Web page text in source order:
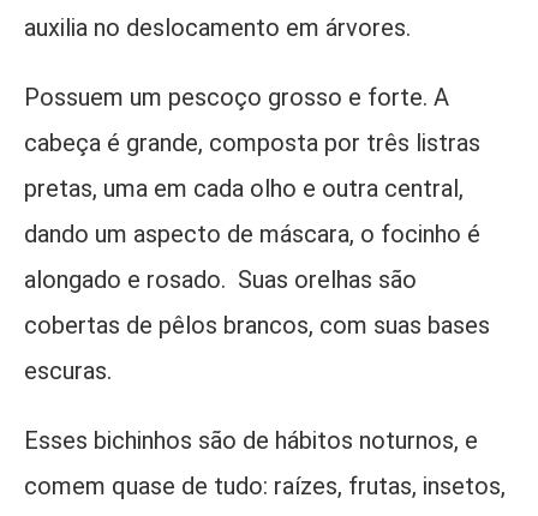
auxilia no deslocamento em árvores.
Possuem um pescoço grosso e forte. A
cabeça é grande, composta por três listras
pretas, uma em cada olho e outra central,
dando um aspecto de máscara, o focinho é
alongado e rosado. Suas orelhas são
cobertas de pêlos brancos, com suas bases
escuras.
Esses bichinhos são de hábitos noturnos, e
comem quase de tudo: raízes, frutas, insetos,